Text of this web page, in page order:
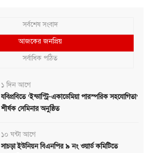
সর্বশেষ সংবাদ
আজকের জনপ্রিয়
সর্বাধিক পঠিত
১ দিন আগে
যবিপ্রবিতে ‘ইন্ডাস্ট্রি-একাডেমিয়া পারস্পরিক সহযোগিতা’
শীর্ষক সেমিনার অনুষ্ঠিত
১০ ঘন্টা আগে
সাচড়া ইউনিয়ন বিএনপির ৯ নং ওয়ার্ড কমিটিতে